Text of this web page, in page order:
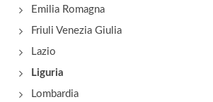
Emilia Romagna
Friuli Venezia Giulia
Lazio
Liguria
Lombardia